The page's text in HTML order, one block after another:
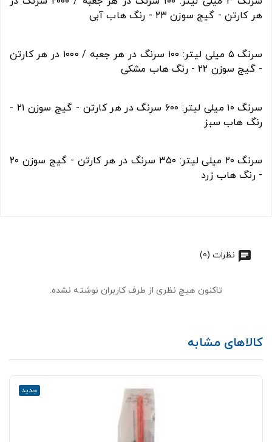
هر کارتن - گیج سوزن ۲۳ - رنگ هاب آبی
سرنگ ۵ میلی لیتر: ۱۰۰ سرنگ در هر جعبه / ۱۰۰۰ در هر کارتن
- گیج سوزن ۲۲ - رنگ هاب مشکی
سرنگ ۱۰ میلی لیتر: ۶۰۰ سرنگ در هر کارتن - گیج سوزن ۲۱ -
رنگ هاب سبز
سرنگ ۲۰ میلی لیتر: ۳۵۰ سرنگ در هر کارتن - گیج سوزن ۲۰
- رنگ هاب زرد
نظرات (0)
تاکنون هیچ نظری از طرف کاربران نوشته نشده.
کالاهای مشابه
جدید